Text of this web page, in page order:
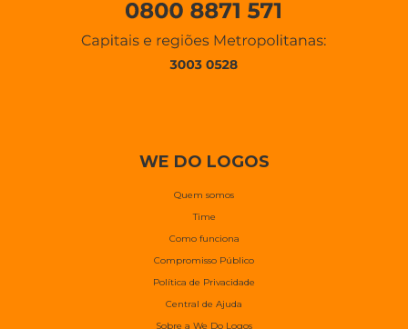
WE DO LOGOS
Quem somos
Time
Como funciona
Compromisso Público
Política de Privacidade
Central de Ajuda
Sobre a We Do Logos